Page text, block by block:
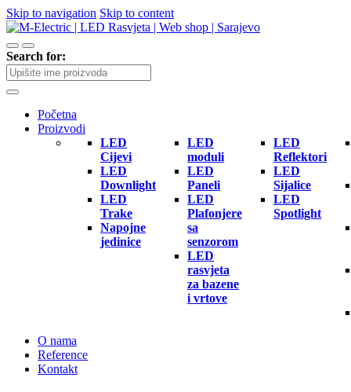
Skip to navigation Skip to content
Search for:
Početna
Proizvodi
LED
Cijevi
LED
Downlight
LED
Trake
Napojne
jedinice
LED
moduli
LED
Paneli
LED
Plafonjere
sa
senzorom
LED
rasvjeta
za bazene
i vrtove
LED
Reflektori
LED
Sijalice
LED
Spotlight
O nama
Reference
Kontakt